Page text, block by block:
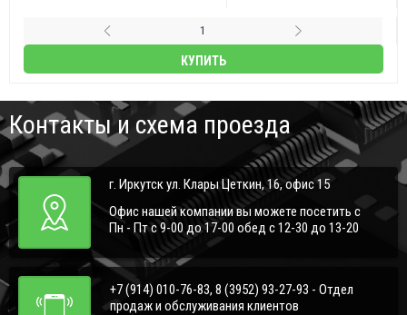
КУПИТЬ
Контакты и схема проезда
г. Иркутск ул. Клары Цеткин, 16, офис 15
Офис нашей компании вы можете посетить с
Пн - Пт с 9-00 до 17-00 обед с 12-30 до 13-20
+7 (914) 010-76-83, 8 (3952) 93-27-93 - Отдел
продаж и обслуживания клиентов